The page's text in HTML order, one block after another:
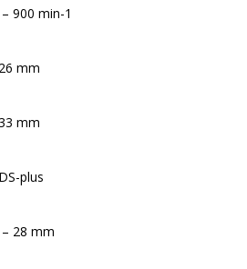
900 min-1
mm
mm
plus
28 mm